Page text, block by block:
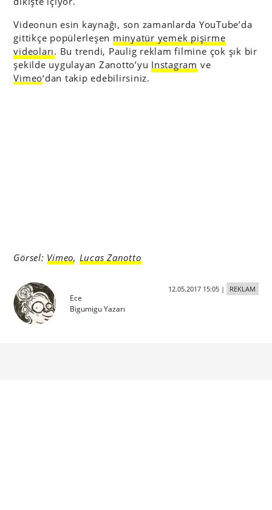
Videonun esin kaynağı, son zamanlarda YouTube’da
gittikçe popülerleşen minyatür yemek pişirme
videoları. Bu trendi, Paulig reklam filmine çok şık bir
şekilde uygulayan Zanotto’yu Instagram ve
Vimeo‘dan takip edebilirsiniz.
Görsel: Vimeo, Lucas Zanotto
Ece
Bigumigu Yazarı
12.05.2017 15:05| REKLAM